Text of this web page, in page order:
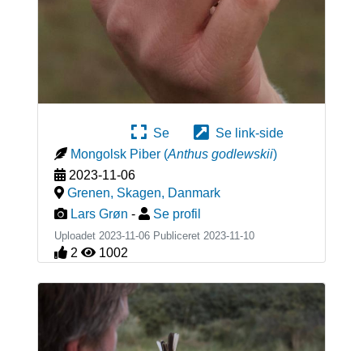
Se
Se link-side
Mongolsk Piber (Anthus godlewskii)
2023-11-06
Grenen, Skagen, Danmark
Lars Grøn - Se profil
Uploadet 2023-11-06 Publiceret 2023-11-10
2 1002